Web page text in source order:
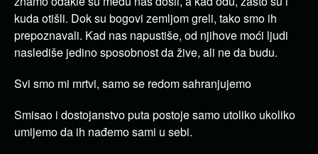
kuda otišli. Dok su bogovi zemljom greli, tako smo ih
prepoznavali. Kad nas napustiše, od njihove moći ljudi
naslediše jedino sposobnost da žive, ali ne da budu.
Svi smo mi mrtvi, samo se redom sahranjujemo
Smisao i dostojanstvo puta postoje samo utoliko ukoliko
umijemo da ih nađemo sami u sebi.